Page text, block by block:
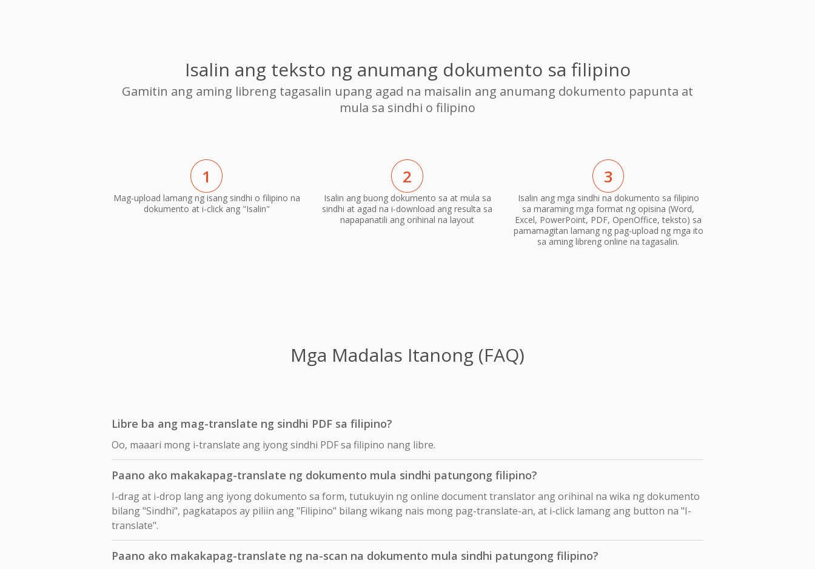
Isalin ang teksto ng anumang dokumento sa filipino
Gamitin ang aming libreng tagasalin upang agad na maisalin ang anumang dokumento papunta at
mula sa sindhi o filipino
1
Mag-upload lamang ng isang sindhi o filipino na
dokumento at i-click ang "Isalin"
2
Isalin ang buong dokumento sa at mula sa
sindhi at agad na i-download ang resulta sa
napapanatili ang orihinal na layout
3
Isalin ang mga sindhi na dokumento sa filipino
sa maraming mga format ng opisina (Word,
Excel, PowerPoint, PDF, OpenOffice, teksto) sa
pamamagitan lamang ng pag-upload ng mga ito
sa aming libreng online na tagasalin.
Mga Madalas Itanong (FAQ)
Libre ba ang mag-translate ng sindhi PDF sa filipino?
Oo, maaari mong i-translate ang iyong sindhi PDF sa filipino nang libre.
Paano ako makakapag-translate ng dokumento mula sindhi patungong filipino?
I-drag at i-drop lang ang iyong dokumento sa form, tutukuyin ng online document translator ang orihinal na wika ng dokumento
bilang "Sindhi", pagkatapos ay piliin ang "Filipino" bilang wikang nais mong pag-translate-an, at i-click lamang ang button na "I-
translate".
Paano ako makakapag-translate ng na-scan na dokumento mula sindhi patungong filipino?